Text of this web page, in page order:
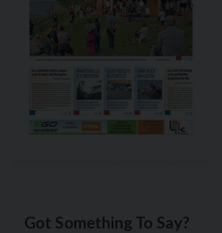
Got Something To Say?